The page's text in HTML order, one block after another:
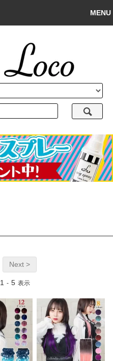
Next >
1 - 5 表示
MENU